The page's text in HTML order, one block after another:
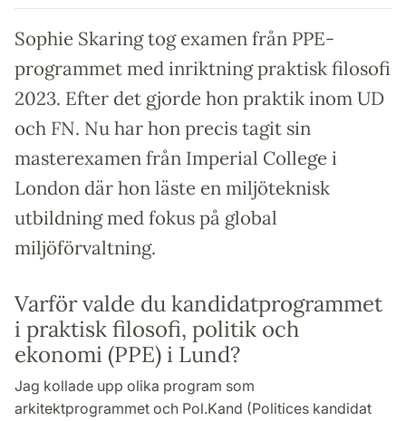
Sophie Skaring tog examen från PPE-
programmet med inriktning praktisk filosofi
2023. Efter det gjorde hon praktik inom UD
och FN. Nu har hon precis tagit sin
masterexamen från Imperial College i
London där hon läste en miljöteknisk
utbildning med fokus på global
miljöförvaltning.
Varför valde du kandidatprogrammet
i praktisk filosofi, politik och
ekonomi (PPE) i Lund?
Jag kollade upp olika program som
arkitektprogrammet och Pol.Kand (Politices kandidat